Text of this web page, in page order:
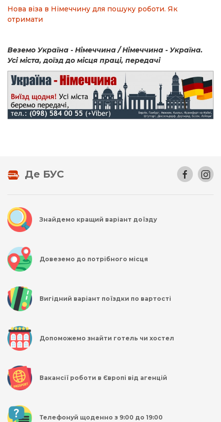
Нова віза в Німеччину для пошуку роботи. Як
отримати
Веземо Україна - Німеччина / Німеччина - Україна.
Усі міста, доїзд до місця праці, передачі
Де БУС
Знайдемо кращий варіант доїзду
Довеземо до потрібного місця
Вигідний варіант поїздки по вартості
Допоможемо знайти готель чи хостел
Вакансії роботи в Європі від агенцій
Телефонуй щоденно з 9:00 до 19:00